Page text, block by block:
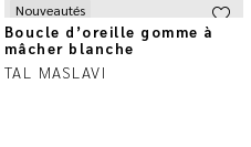
Nouveautés
Boucle d’oreille gomme à
mâcher blanche
TAL MASLAVI